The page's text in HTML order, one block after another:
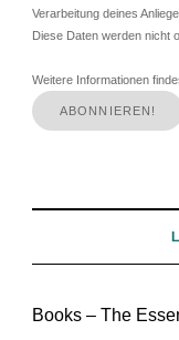
Verarbeitung deines
Diese Daten werden nicht
Weitere Informationen
Books – The